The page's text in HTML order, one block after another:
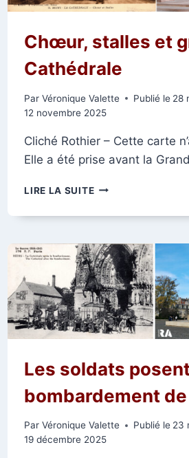
Chœur, stalles et
Cathédrale
Par Véronique Valette Publié le 28
12 novembre 2025
Cliché Rothier – Cette carte
Elle a été prise avant la
LIRE LA SUITECHŒUR,
ET
DE
LA
CATHÉDRALE
Les soldats
bombardement
Par Véronique Valette Publié le 23
19 décembre 2025